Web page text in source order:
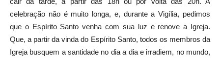
celebração não é muito longa, e, durante a Vigília, pedimos
que o Espírito Santo venha com sua luz e renove a Igreja.
Que, a partir da vinda do Espírito Santo, todos os membros da
Igreja busquem a santidade no dia a dia e irradiem, no mundo,